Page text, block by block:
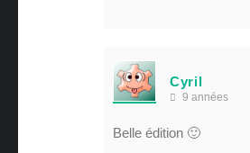
Cyril
9 années
Belle édition 🙂